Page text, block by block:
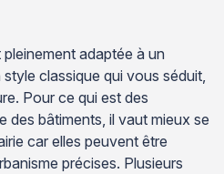
adaptée à un
classique qui vous séduit,
Pour ce qui est des
des bâtiments, il vaut mieux se
car elles peuvent être
précises. Plusieurs